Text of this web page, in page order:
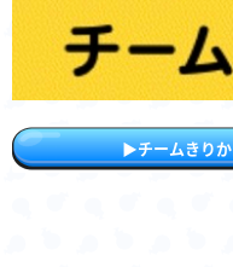
▶チームきりか